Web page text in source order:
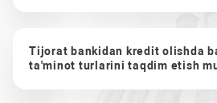
Tijorat bankidan kredit olishda
ta'minot turlarini taqdim etish